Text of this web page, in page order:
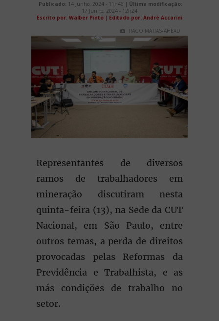
Publicado: 14 Junho, 2024 - 11h46 | Última modificação:
17 Junho, 2024 - 12h24
Escrito por: Walber Pinto | Editado por: André Accarini
TIAGO MATIAS/AHEAD
Representantes de diversos
ramos de trabalhadores em
mineração discutiram nesta
quinta-feira (13), na Sede da CUT
Nacional, em São Paulo, entre
outros temas, a perda de direitos
provocadas pelas Reformas da
Previdência e Trabalhista, e as
más condições de trabalho no
setor.